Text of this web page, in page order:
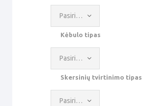
Pasirinkti reikšmę
Kėbulo tipas
Pasirinkti reikšmę
Skersinių tvirtinimo tipas
Pasirinkti reikšmę